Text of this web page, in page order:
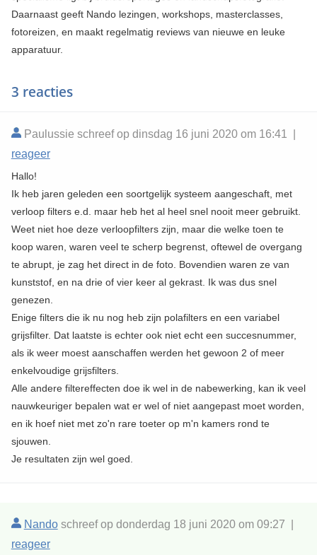
Daarnaast geeft Nando lezingen, workshops, masterclasses,
fotoreizen, en maakt regelmatig reviews van nieuwe en leuke
apparatuur.
3 reacties
Paulussie schreef op dinsdag 16 juni 2020 om 16:41 |
reageer
Hallo!
Ik heb jaren geleden een soortgelijk systeem aangeschaft, met
verloop filters e.d. maar heb het al heel snel nooit meer gebruikt.
Weet niet hoe deze verloopfilters zijn, maar die welke toen te
koop waren, waren veel te scherp begrenst, oftewel de overgang
te abrupt, je zag het direct in de foto. Bovendien waren ze van
kunststof, en na drie of vier keer al gekrast. Ik was dus snel
genezen.
Enige filters die ik nu nog heb zijn polafilters en een variabel
grijsfilter. Dat laatste is echter ook niet echt een succesnummer,
als ik weer moest aanschaffen werden het gewoon 2 of meer
enkelvoudige grijsfilters.
Alle andere filtereffecten doe ik wel in de nabewerking, kan ik veel
nauwkeuriger bepalen wat er wel of niet aangepast moet worden,
en ik hoef niet met zo'n rare toeter op m'n kamers rond te
sjouwen.
Je resultaten zijn wel goed.
Nandoschreef op donderdag 18 juni 2020 om 09:27 |
reageer